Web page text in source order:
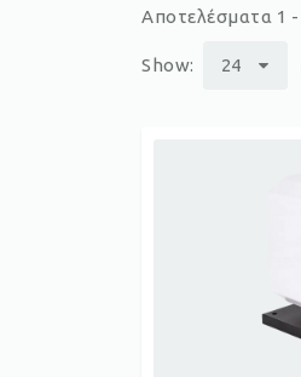
Αποτελέσματα 1 -
Show: 24